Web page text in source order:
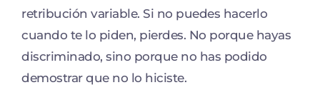
retribución variable. Si no puedes hacerlo
cuando te lo piden, pierdes. No porque hayas
discriminado, sino porque no has podido
demostrar que no lo hiciste.